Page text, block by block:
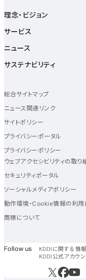
理念・ビジョン
サービス
ニュース
サステナビリティ
総合サイトマップ
ニュース関連リンク
サイトポリシー
プライバシーポータル
プライバシーポリシー
ウェブアクセシビリティの取り
セキュリティポータル
ソーシャルメディアポリシー
動作環境・Cookie情報の利用
商標について
Follow us フォローアス
KDDIに関する情
KDDI公式アカウン
新規ウィン
新規ウィ
新規